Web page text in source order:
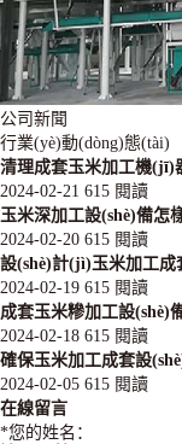
公司新聞
行業(yè)動(dòng)態(tài)
清理成套玉米加工機(jī)
2024-02-21 615 閱讀
玉米深加工設(shè)備怎
2024-02-20 615 閱讀
設(shè)計(jì)玉米加工
2024-02-19 615 閱讀
成套玉米糝加工設(shè)
2024-02-18 615 閱讀
確保玉米加工成套設
2024-02-05 615 閱讀
在線留言
*您的姓名：